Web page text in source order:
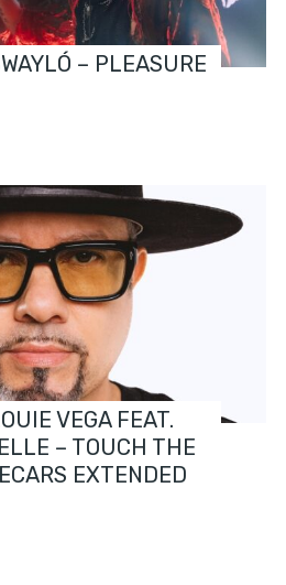
– PLEASURE
VEGA FEAT.
– TOUCH THE
EXTENDED